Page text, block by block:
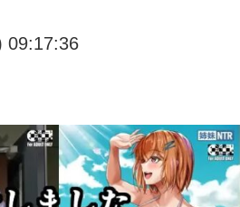
09:17:36